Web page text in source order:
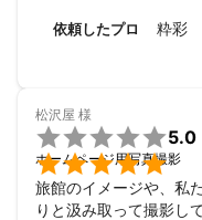
依頼したプロ 粋彩
松沢屋 様


5.0
ホームページ用写真撮影
旅館のイメージや、私
りと汲み取って撮影し